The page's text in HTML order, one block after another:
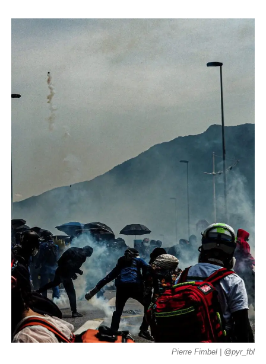
Pierre Fimbel | @pyr_fbl